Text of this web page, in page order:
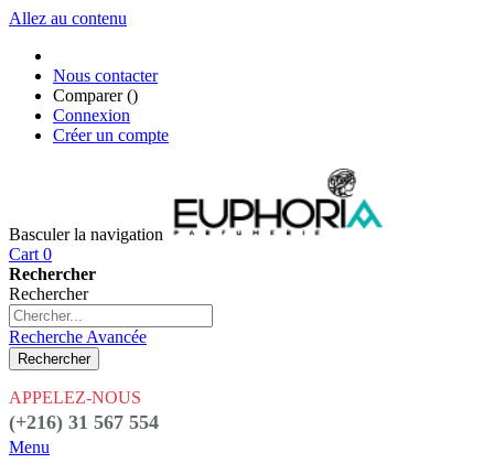
Allez au contenu
Nous contacter
Comparer ()
Connexion
Créer un compte
Basculer la navigation
Cart 0
Rechercher
Rechercher
Recherche Avancée
Rechercher
APPELEZ-NOUS
(+216) 31 567 554
Menu